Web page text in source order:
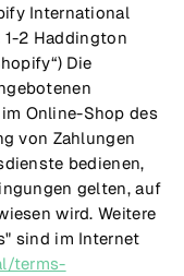
International
2 Haddington
Die
Online-Shop des
von Zahlungen
bedienen,
gelten, auf
wird. Weitere
sind im Internet
terms-